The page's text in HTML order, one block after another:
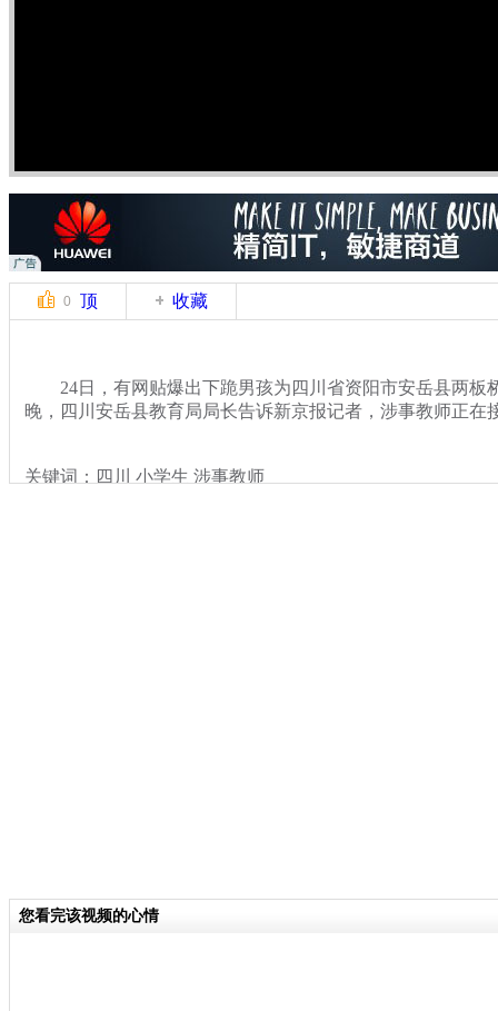
0 顶 收藏
24日，有网贴爆出下跪男孩为四川省资阳市安岳县两板
晚，四川安岳县教育局局长告诉新京报记者，涉事教师正在
关键词：四川 小学生 涉事教师
您看完该视频的心情